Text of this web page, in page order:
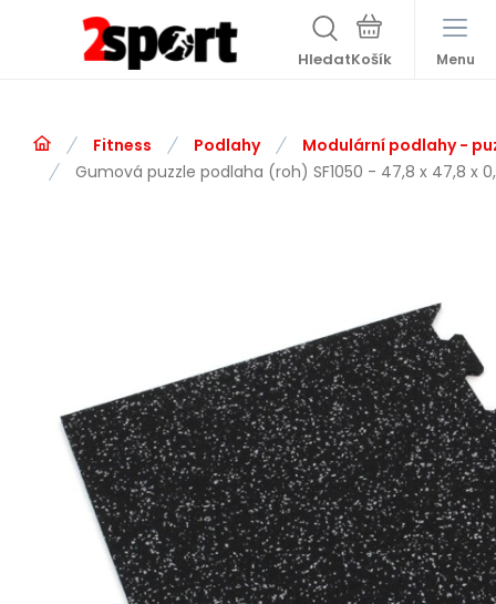
Hledat Menu
Fitness Podlahy
Modulární podlahy -
Gumová puzzle podlaha (roh) SF1050 - 47,8 x 47,8 x